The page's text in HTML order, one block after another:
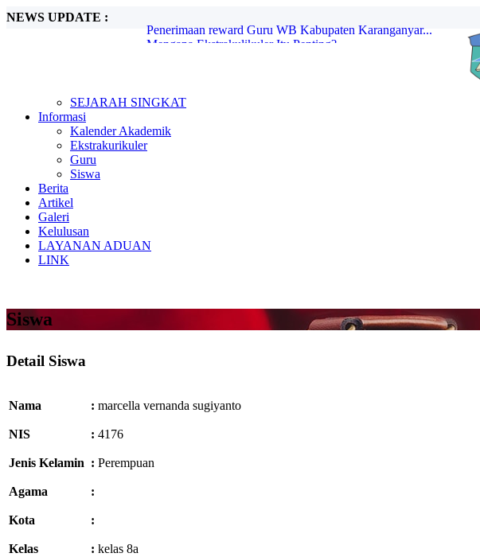
NEWS UPDATE :
Mengapa Ekstrakulikuler Itu Penting?...
Mengenal Sejarah G30S PKI...
Tugas Libur Corona...
Beasiswa SMA di Singapura untuk Pelajar Indonesia FULL...
E-Learning dan Manfaatnya Pada Pendidikan...
SEJARAH SINGKAT
Informasi
Kalender Akademik
Ekstrakurikuler
Guru
Siswa
Berita
Artikel
Galeri
Kelulusan
LAYANAN ADUAN
LINK
Siswa
Detail Siswa
Nama : marcella vernanda sugiyanto
NIS : 4176
Jenis Kelamin : Perempuan
Agama :
Kota :
Kelas : kelas 8a